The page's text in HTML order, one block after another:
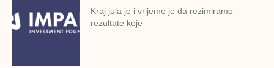
Kraj jula je i vrijeme je da rezimiramo
rezultate koje